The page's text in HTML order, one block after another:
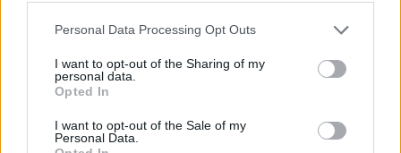
Please note that this website/app uses one or more Google
not limited to your visit or usage behaviour. You may click to
grant or deny consent to Google and its third-party tags to
use your data for below specified purposes in below Google
consent section.
Personal Data Processing Opt Outs
I want to opt-out of the Sharing of my
personal data.
Opted In
I want to opt-out of the Sale of my
Personal Data.
POTREBBE INTERESSARTI
Fiumicino, squalo attacca un
5 anni fa